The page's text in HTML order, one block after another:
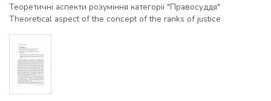
Теоретичні аспекти розуміння категорії "Правосуддя"
Theoretical aspect of the concept of the ranks of justice